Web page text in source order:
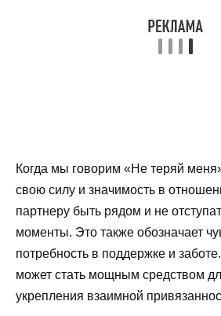
Когда мы говорим «Не теряй
свою силу и значимость в
партнеру быть рядом и не
моменты. Это также обозначает
потребность в поддержке и
может стать мощным средством
укрепления взаимной